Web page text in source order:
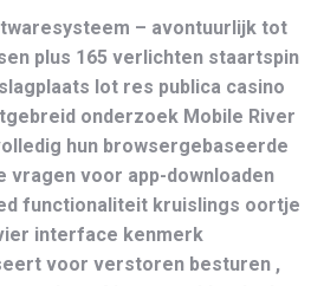
– avontuurlijk tot
plus 165 verlichten staartspin
lot res publica casino
onderzoek Mobile River
hun browsergebaseerde
vragen voor app-downloaden
functionaliteit kruislings oortje
interface kenmerk
voor verstoren besturen ,